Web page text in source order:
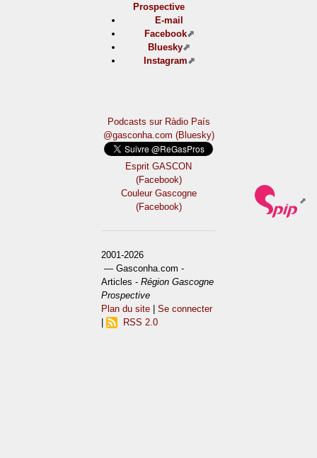
Prospective
E-mail
Facebook
Bluesky
Instagram
Podcasts sur Ràdio País
@gasconha.com (Bluesky)
Esprit GASCON
(Facebook)
Couleur Gascogne
(Facebook)
2001-2026
— Gasconha.com -
Articles -Région Gascogne
Prospective
Plan du site |Se connecter
RSS 2.0